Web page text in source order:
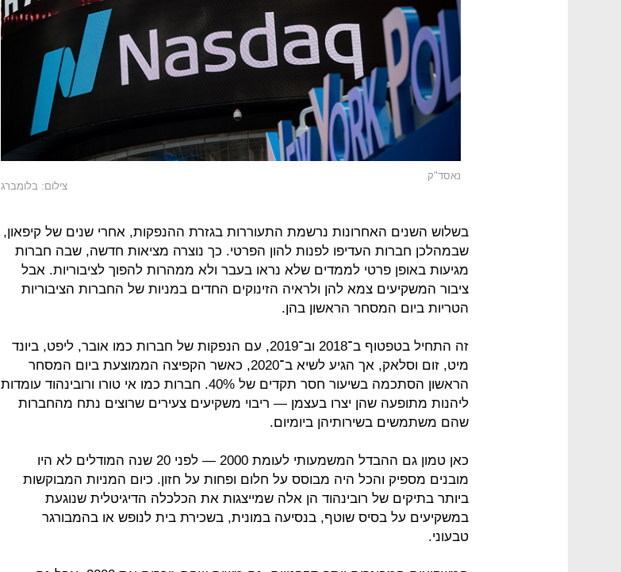
נאסד"ק
צילום: בלומברג
בשלוש השנים האחרונות נרשמת התעוררות בגזרת ההנפקות, אחרי שנים של קיפאון,
שבמהלכן חברות העדיפו לפנות להון הפרטי. כך נוצרה מציאות חדשה, שבה חברות
מגיעות באופן פרטי לממדים שלא נראו בעבר ולא ממהרות להפוך לציבוריות. אבל
ציבור המשקיעים צמא להן ולראיה הזינוקים החדים במניות של החברות הציבוריות
הטריות ביום המסחר הראשון בהן.
זה התחיל בטפטוף ב־2018 וב־2019, עם הנפקות של חברות כמו אובר, ליפט, ביונד
מיט, זום וסלאק, אך הגיע לשיא ב־2020, כאשר הקפיצה הממוצעת ביום המסחר
הראשון הסתכמה בשיעור חסר תקדים של 40%. חברות כמו אי טורו ורובינהוד עומדות
ליהנות מתופעה שהן יצרו בעצמן — ריבוי משקיעים צעירים שרוצים נתח מהחברות
שהם משתמשים בשירותיהן ביומיום.
כאן טמון גם ההבדל המשמעותי לעומת 2000 — לפני 20 שנה המודלים לא היו
מובנים מספיק והכל היה מבוסס על חלום ופחות על חזון. כיום המניות המבוקשות
ביותר בתיקים של רובינהוד הן אלה שמייצגות את הכלכלה הדיגיטלית שנוגעת
במשקיעים על בסיס שוטף, בנסיעה במונית, בשכירת בית לנופש או בהמבורגר
טבעוני.